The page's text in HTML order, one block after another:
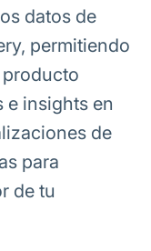
datos de
permitiendo
e insights en
de
para
de tu